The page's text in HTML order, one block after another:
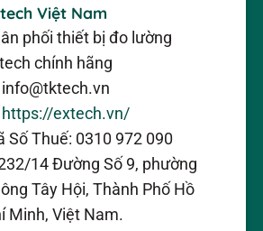
một công cụ không thấm nước,
là phổ biến trong số các kỹ
viên hàng hải và thuyền cơ
người có nguy cơ thả đồng hồ
một chiếc thuyền, bến tàu
bến tàu, vào nước. Kể từ khi
hồ là không thấm nước và
nó rất dễ dàng để phục hồi và
sẵn sàng để tiếp tục làm việc
Việt Nam
phối thiết bị đo lường
chính hãng
info@tktech.vn
https://extech.vn/
Số Thuế: 0310 972 090
14 Đường Số 9, phường
Tây Hội, Thành Phố Hồ
Minh, Việt Nam.